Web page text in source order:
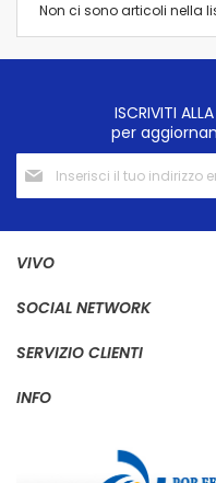
Non ci sono articoli nella
ISCRIVITI
per
Iscriviti
alla
nostra
VIVO
SOCIAL NETWORK
SERVIZIO CLIENTI
INFO